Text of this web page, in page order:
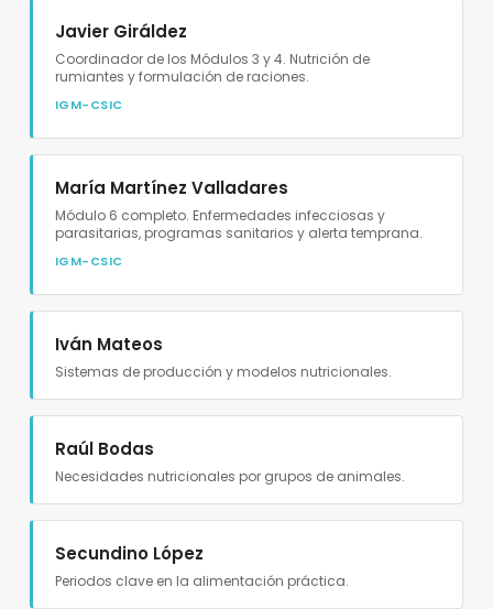
Javier Giráldez
Coordinador de los Módulos 3 y 4. Nutrición de
rumiantes y formulación de raciones.
IGM-CSIC
María Martínez Valladares
Módulo 6 completo. Enfermedades infecciosas y
parasitarias, programas sanitarios y alerta temprana.
IGM-CSIC
Iván Mateos
Sistemas de producción y modelos nutricionales.
Raúl Bodas
Necesidades nutricionales por grupos de animales.
Secundino López
Periodos clave en la alimentación práctica.